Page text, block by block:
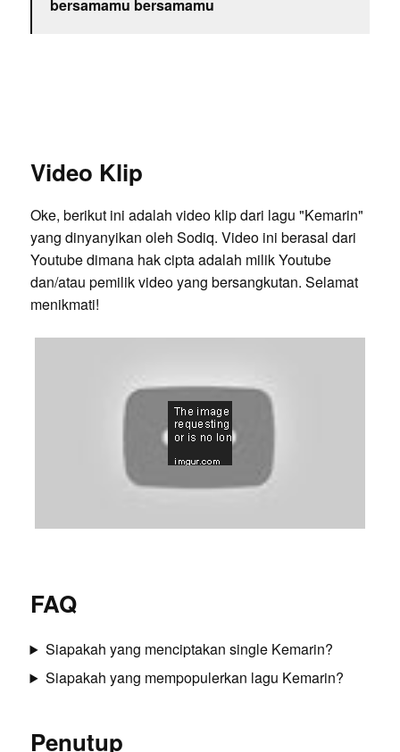
bersamamu bersamamu
Video Klip
Oke, berikut ini adalah video klip dari lagu "Kemarin"
yang dinyanyikan oleh Sodiq. Video ini berasal dari
Youtube dimana hak cipta adalah milik Youtube
dan/atau pemilik video yang bersangkutan. Selamat
menikmati!
FAQ
Siapakah yang menciptakan single Kemarin?
Siapakah yang mempopulerkan lagu Kemarin?
Penutup